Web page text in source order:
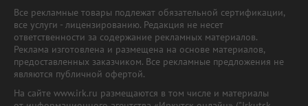
Все рекламные товары подлежат обязательной сертификации,
все услуги - лицензированию. Редакция не несет
ответственности за содержание рекламных материалов.
Реклама изготовлена и размещена на основе материалов,
предоставленных заказчиком. Все рекламные предложения не
являются публичной офертой.
На сайте www.irk.ru размещаются в том числе и материалы